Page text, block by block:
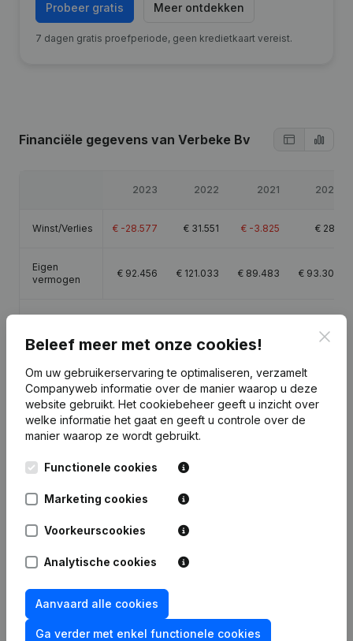
Probeer gratis Meer ontdekken
7 dagen gratis proefperiode, geen kredietkaart vereist.
Financiële gegevens van Verbeke Bv
2023 2022 2021 2020
Winst/Verlies € -28.577 € 31.551 € -3.825 € 282
Eigen
vermogen
€ 92.456 € 121.033 € 89.483 € 93.308
Brutomarge €-17.873 €54.790 €6.446 €2.603
Publicatiesvan Verbeke Bv
Publicatie
Statuten (Vertaling, Coördinatie,
Juridische Vorm - Benaming -
Maatschappelijke Zetel -
18-10-2021 Ontslagnemingen - Benoemingen
Ontslagnemingen - Benoemingen
Beleef meer met onze cookies!
Om uw gebruikerservaring te optimaliseren, verzamelt
Companyweb informatie over de manier waarop u deze
website gebruikt. Het cookiebeheer geeft u inzicht over
welke informatie het gaat en geeft u controle over de
manier waarop ze wordt gebruikt.
Functionele cookies
Marketing cookies
Voorkeurscookies
Analytische cookies
Aanvaard alle cookies
Ga verder met enkel functionele cookies